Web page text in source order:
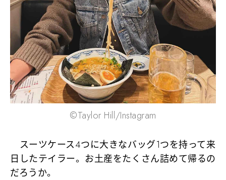
©Taylor Hill/Instagram
スーツケース4つに大きなバッグ1つを持って来
日したテイラー。お土産をたくさん詰めて帰るの
だろうか。